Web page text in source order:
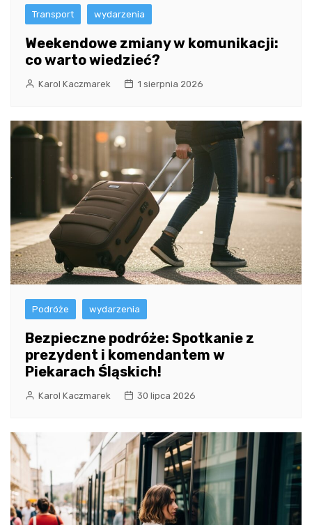
Transport wydarzenia
Weekendowe zmiany w komunikacji:
co warto wiedzieć?
Karol Kaczmarek 1 sierpnia 2026
Podróże wydarzenia
Bezpieczne podróże: Spotkanie z
prezydent i komendantem w
Piekarach Śląskich!
Karol Kaczmarek 30 lipca 2026